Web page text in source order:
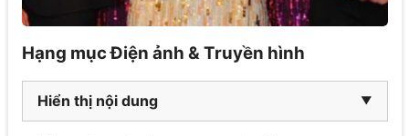
Hạng mục Điện ảnh & Truyền hình
Hiển thị nội dung